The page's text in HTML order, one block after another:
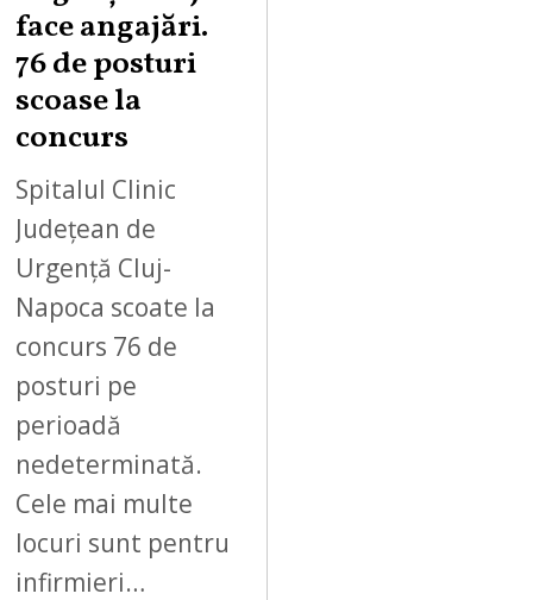
face angajări.
76 de posturi
scoase la
concurs
Spitalul Clinic
Județean de
Urgență Cluj-
Napoca scoate la
concurs 76 de
posturi pe
perioadă
nedeterminată.
Cele mai multe
locuri sunt pentru
infirmieri…